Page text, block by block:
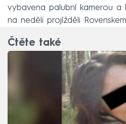
vybavena palubní kamerou
na neděli projížděli
Čtěte také